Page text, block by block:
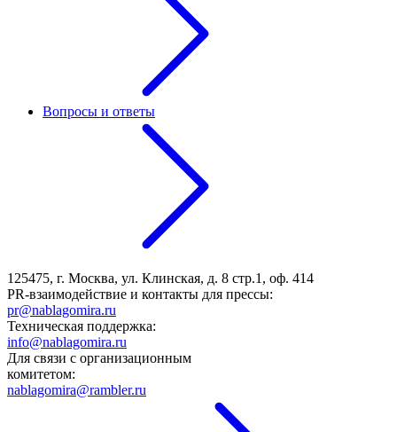
Вопросы и ответы
125475, г. Москва, ул. Клинская, д. 8 стр.1, оф. 414
PR-взаимодействие и контакты для прессы:
pr@nablagomira.ru
Техническая поддержка:
info@nablagomira.ru
Для связи с организационным
комитетом:
nablagomira@rambler.ru